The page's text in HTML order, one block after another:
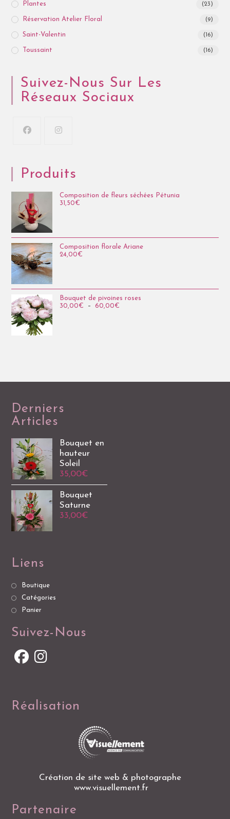
Plantes (23)
Réservation Atelier Floral (9)
Saint-Valentin (16)
Toussaint (16)
Suivez-Nous Sur Les
Réseaux Sociaux
Produits
Composition de fleurs séchées Pétunia
31,50€
Composition florale Ariane
24,00€
Bouquet de pivoines roses
30,00€ – 60,00€
Derniers
Articles
Bouquet en
hauteur
Soleil
35,00€
Bouquet
Saturne
33,00€
Liens
Boutique
Catégories
Panier
Suivez-Nous
Réalisation
Création de site web & photographe
www.visuellement.fr
Partenaire